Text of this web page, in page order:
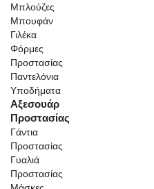
Μπλούζες
Μπουφάν
Γιλέκα
Φόρμες
Προστασίας
Παντελόνια
Υποδήματα
Αξεσουάρ
Προστασίας
Γάντια
Προστασίας
Γυαλιά
Προστασίας